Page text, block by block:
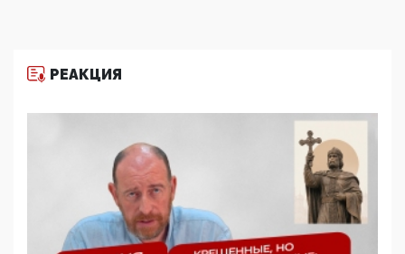
11:53, 09 Июня 2026
деятельность ИИТО ЮНЕСКО в России, но
цифроглобалисты продолжают определять
повестку в образовании
09:43, 01 Июня 2026
5G за счет здоровья граждан: Минцифры намерено
отобрать у регионов и муниципалитетов право
защищать жилые дома и социальные объекты от
РЕАКЦИЯ